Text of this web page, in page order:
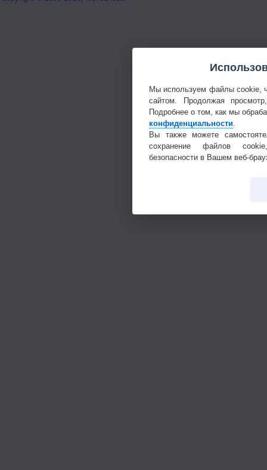
Мы используем файлы cookie,
сайтом. Продолжая
Подробнее о том, как мы
конфиденциальности
Вы также можете
сохранение файлов
безопасности в Вашем веб-